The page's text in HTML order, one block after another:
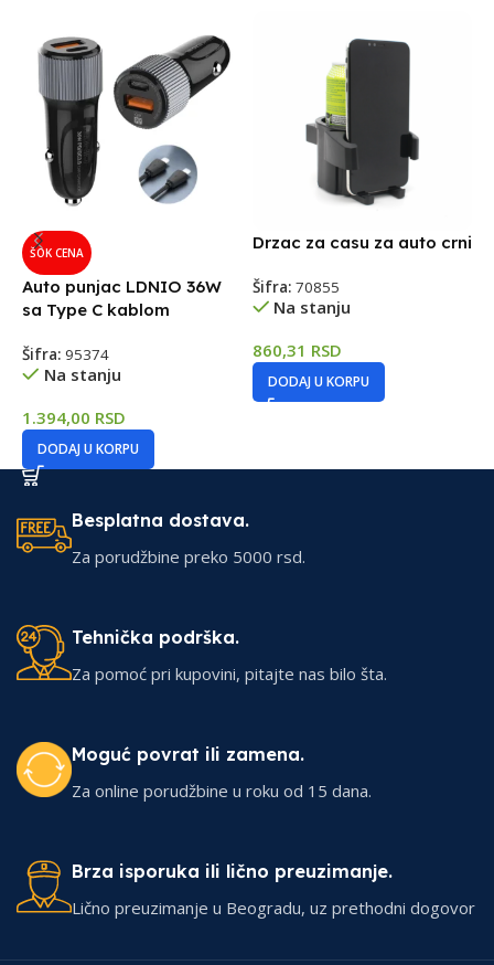
ŠOK CENA
Auto punjac LDNIO 36W
sa Type C kablom
Šifra: 95374
Na stanju
1.394,00 RSD
DODAJ U KORPU
Drzac za casu za auto crni
Šifra: 70855
Na stanju
860,31 RSD
DODAJ U KORPU
Besplatna dostava.
Za porudžbine preko 5000 rsd.
Tehnička podrška.
Za pomoć pri kupovini, pitajte nas bilo šta.
Moguć povrat ili zamena.
Za online porudžbine u roku od 15 dana.
Brza isporuka ili lično preuzimanje.
Lično preuzimanje u Beogradu, uz prethodni dogovor